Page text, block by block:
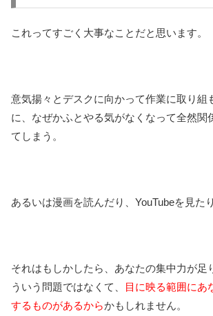
これってすごく大事なことだと思います。
意気揚々とデスクに向かって作業に取り組
に、なぜかふとやる気がなくなって全然関
てしまう。
あるいは漫画を読んだり、YouTubeを見た
それはもしかしたら、あなたの集中力が足
ういう問題ではなくて、
目に映る範囲にあ
するものがあるからかもしれません。